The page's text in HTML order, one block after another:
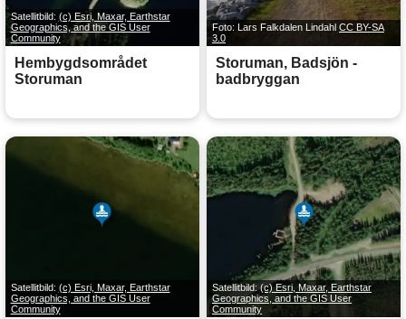
Satellitbild: (c) Esri, Maxar, Earthstar
Geographics, and the GIS User
Community
Hembygdsområdet
Storuman
Foto: Lars Falkdalen Lindahl CC BY-SA
3.0
Storuman, Badsjön -
badbryggan
Satellitbild: (c) Esri, Maxar, Earthstar
Geographics, and the GIS User
Community
Satellitbild: (c) Esri, Maxar, Earthstar
Geographics, and the GIS User
Community